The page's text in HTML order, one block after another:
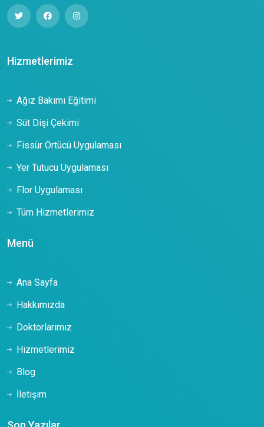
Hizmetlerimiz
Ağız Bakımı Eğitimi
Süt Dişi Çekimi
Fissür Örtücü Uygulaması
Yer Tutucu Uygulaması
Flor Uygulaması
Tüm Hizmetlerimiz
Menü
Ana Sayfa
Hakkımızda
Doktorlarımız
Hizmetlerimiz
Blog
İletişim